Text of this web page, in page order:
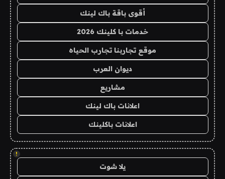
أقوى باقة باك لينك
خدمات با كلينك 2026
موقع تجاربنا تجارب الحياه
ديوان العرب
مشاريع
اعلانات باك لينك
اعلانات باكلينك
!
يلا شوت